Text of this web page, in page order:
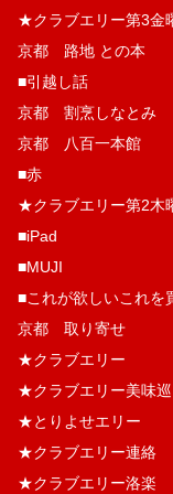
★クラブエリー第3金
京都 路地 との本
■引越し話
京都 割烹しなとみ
京都 八百一本館
■赤
★クラブエリー第2木
■iPad
■MUJI
■これが欲しいこれを
京都 取り寄せ
★クラブエリー
★クラブエリー美味巡
★とりよせエリー
★クラブエリー連絡
★クラブエリー洛楽